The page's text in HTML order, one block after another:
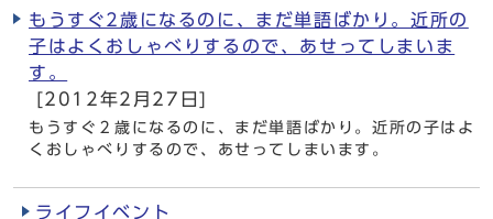
もうすぐ2歳になるのに、まだ単語ばかり。近所の
子はよくおしゃべりするので、あせってしまいま
す。
[2012年2月27日]
もうすぐ２歳になるのに、まだ単語ばかり。近所の子はよ
くおしゃべりするので、あせってしまいます。
ライフイベント